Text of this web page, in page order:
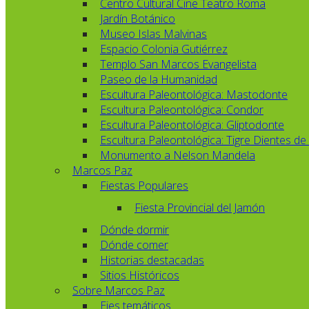
Centro Cultural Cine Teatro Roma
Jardín Botánico
Museo Islas Malvinas
Espacio Colonia Gutiérrez
Templo San Marcos Evangelista
Paseo de la Humanidad
Escultura Paleontológica: Mastodonte
Escultura Paleontológica: Condor
Escultura Paleontológica: Gliptodonte
Escultura Paleontológica: Tigre Dientes de
Monumento a Nelson Mandela
Marcos Paz
Fiestas Populares
Fiesta Provincial del Jamón
Dónde dormir
Dónde comer
Historias destacadas
Sitios Históricos
Sobre Marcos Paz
Ejes temáticos